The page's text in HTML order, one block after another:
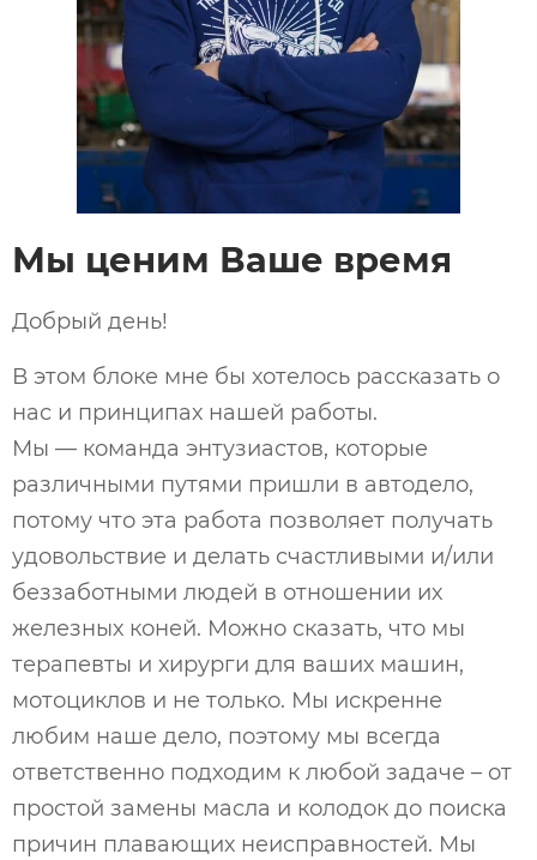
Мы ценим Ваше время
Добрый день!
В этом блоке мне бы хотелось рассказать о
нас и принципах нашей работы.
Мы — команда энтузиастов, которые
различными путями пришли в автодело,
потому что эта работа позволяет получать
удовольствие и делать счастливыми и/или
беззаботными людей в отношении их
железных коней. Можно сказать, что мы
терапевты и хирурги для ваших машин,
мотоциклов и не только. Мы искренне
любим наше дело, поэтому мы всегда
ответственно подходим к любой задаче – от
простой замены масла и колодок до поиска
причин плавающих неисправностей. Мы